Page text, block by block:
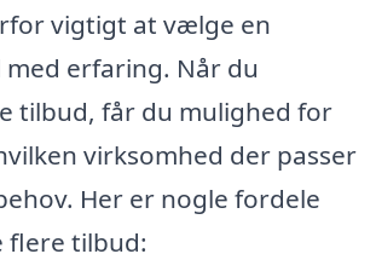
vigtigt at vælge en
erfaring. Når du
tilbud, får du mulighed for
virksomhed der passer
Her er nogle fordele
flere tilbud: